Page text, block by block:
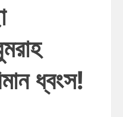
ধ্বংস!